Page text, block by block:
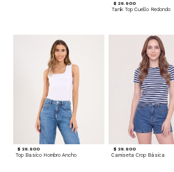
$ 29.900
Tank Top Cuello Redondo
$ 39.900
Top Basico Hombro Ancho
$ 39.900
Camiseta Crop Básica